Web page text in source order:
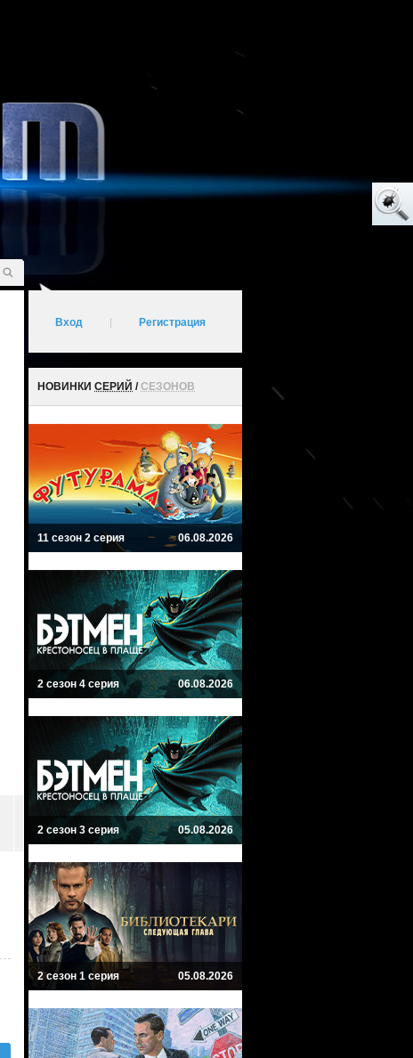
Вход Регистрация
НОВИНКИ СЕРИЙ /СЕЗОНОВ
11 сезон 2 серия 06.08.2026
2 сезон 4 серия 06.08.2026
2 сезон 3 серия 05.08.2026
2 сезон 1 серия 05.08.2026